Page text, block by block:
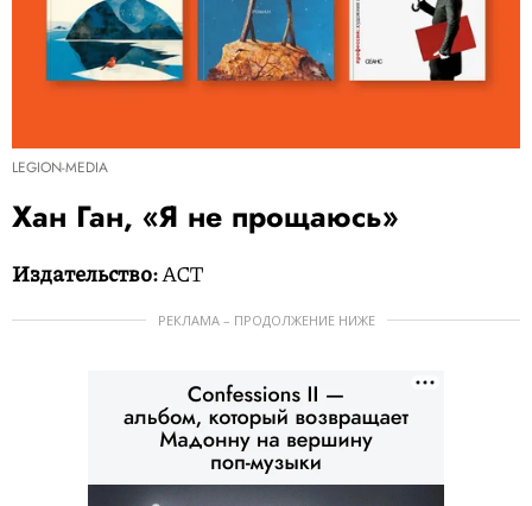
LEGION-MEDIA
Хан Ган, «Я не прощаюсь»
Издательство:АСТ
РЕКЛАМА – ПРОДОЛЖЕНИЕ НИЖЕ